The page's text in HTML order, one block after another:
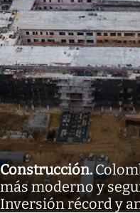
Construcción.
más moderno y
Inversión récord y